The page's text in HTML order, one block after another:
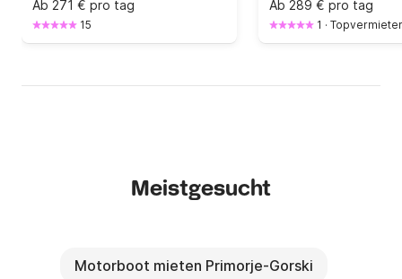
Ab 271 € pro tag
15
Ab 289 € pro tag
1 · Topvermieter
Meistgesucht
Motorboot mieten Primorje-Gorski